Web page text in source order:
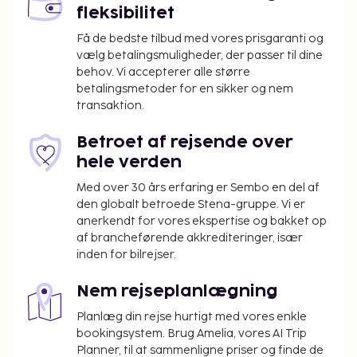
værdsætte de rekreative faciliteter, herunder 4
udendørs swimmingpools, en udendørs tennisbane
og et døgnåbent fitnesscenter. Andre faciliteter på
dette hotel inkluderer trådløs internetadgang
(tillægsgebyr), concierge-tjenester og
spillehal/spillerum. Få stillet sulten med asiatiske
retter på Rte. Oriental en verano, en af 4
restauranter på dette hotel. Tag forbi baren ved
poolen samt de 3 barer/lounger, hvor du kan slappe
af med en forfriskende drink. Morgenmadsbuffet
tilbydes mod gebyr dagligt.
Du vil blive bedt om at betale følgende på
overnatningsstedet. Gebyrer inkluderer muligvis
Kommunen pålægger en skat, som skal betales
på overnatningsstedet. Skatten reduceres med
50% efter den 8. overnatning og børn under 16
fleksibilitet
Få de bedste tilbud med vores prisgaranti og
vælg betalingsmuligheder, der passer til dine
behov. Vi accepterer alle større
betalingsmetoder for en sikker og nem
transaktion.
Betroet af rejsende over
hele verden
Med over 30 års erfaring er Sembo en del af
den globalt betroede Stena-gruppe. Vi er
anerkendt for vores ekspertise og bakket op
af brancheførende akkrediteringer, især
inden for bilrejser.
Nem rejseplanlægning
Planlæg din rejse hurtigt med vores enkle
bookingsystem. Brug Amelia, vores AI Trip
Planner, til at sammenligne priser og finde de